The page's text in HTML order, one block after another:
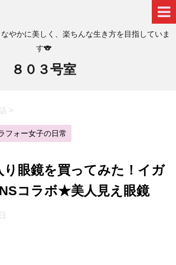
やかに美しく、楽ちんな生き方を目指していま
す🐨
８０３号室
>
フォー女子の日常
り眼鏡を買ってみた！イガ
コラボ★美人見え眼鏡